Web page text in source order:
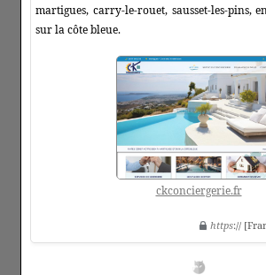
martigues, carry-le-rouet, sausset-les-pins,
sur la côte bleue.
ckconciergerie.fr
https://